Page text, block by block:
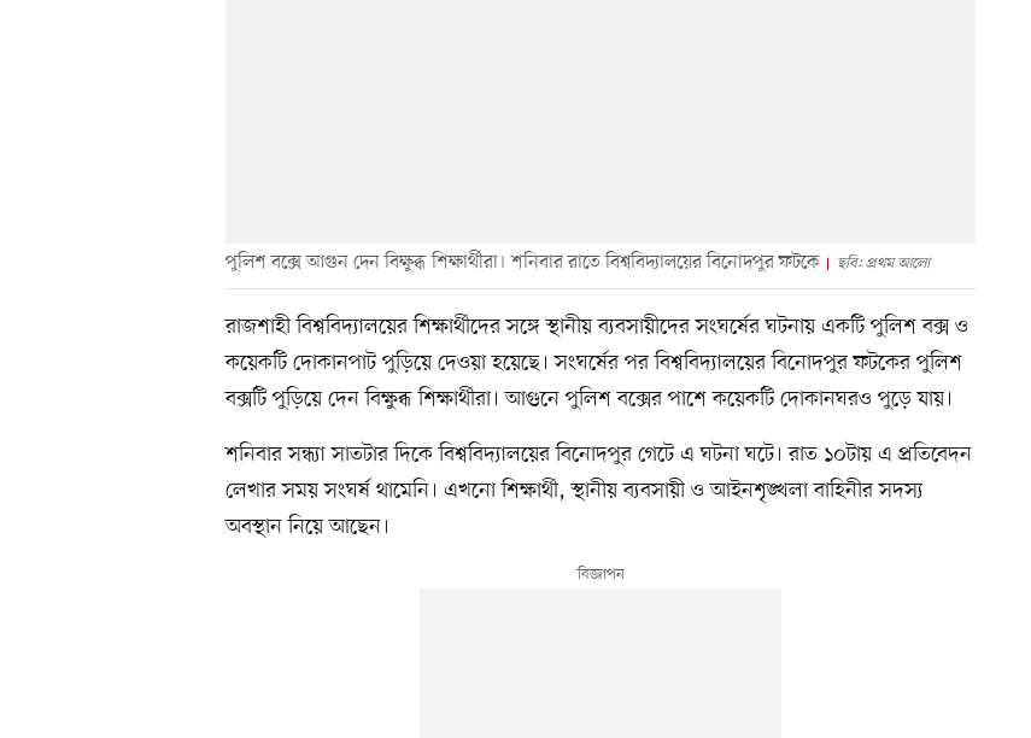
পুলিশ বক্সে আগুন দেন বিক্ষুব্ধ শিক্ষার্থীরা। শনিবার রাতে বিশ্ববিদ্যালয়ের বিনোদপুর ফটকে ছবি: প্রথম আলো
রাজশাহী বিশ্ববিদ্যালয়ের শিক্ষার্থীদের সঙ্গে স্থানীয় ব্যবসায়ীদের সংঘর্ষের ঘটনায় একটি পুলিশ বক্স ও
কয়েকটি দোকানপাট পুড়িয়ে দেওয়া হয়েছে। সংঘর্ষের পর বিশ্ববিদ্যালয়ের বিনোদপুর ফটকের পুলিশ
বক্সটি পুড়িয়ে দেন বিক্ষুব্ধ শিক্ষার্থীরা। আগুনে পুলিশ বক্সের পাশে কয়েকটি দোকানঘরও পুড়ে যায়।
শনিবার সন্ধ্যা সাতটার দিকে বিশ্ববিদ্যালয়ের বিনোদপুর গেটে এ ঘটনা ঘটে। রাত ১০টায় এ প্রতিবেদন
লেখার সময় সংঘর্ষ থামেনি। এখনো শিক্ষার্থী, স্থানীয় ব্যবসায়ী ও আইনশৃঙ্খলা বাহিনীর সদস্য
অবস্থান নিয়ে আছেন।